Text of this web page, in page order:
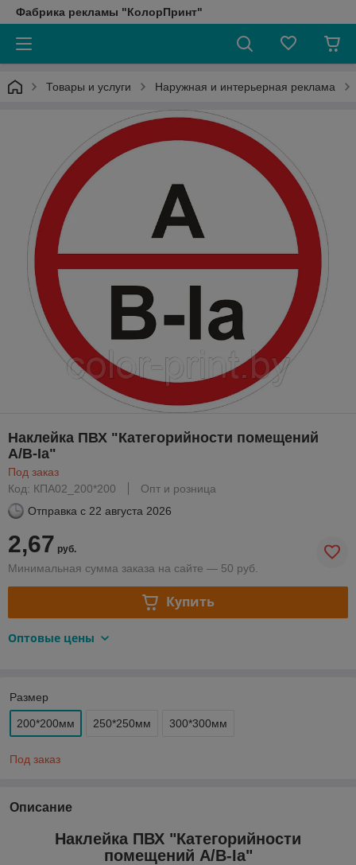
Фабрика рекламы "КолорПринт"
Товары и услуги Наружная и интерьерная реклама
Наклейка ПВХ "Категорийности помещений
A/B-Ia"
Под заказ
Код: КПA02_200*200
Опт и розница
Отправка с 22 августа 2026
2,67 руб.
Минимальная сумма заказа на сайте — 50 руб.
Купить
Оптовые цены
Размер
200*200мм 250*250мм 300*300мм
Под заказ
Описание
Наклейка ПВХ "Категорийности
помещений A/B-Ia"